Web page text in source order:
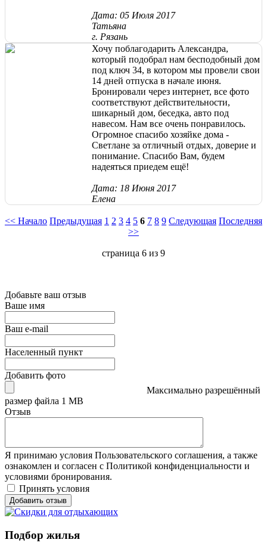
Дата: 05 Июля 2017
Татьяна
г. Рязань
Хочу поблагодарить Александра,
который подобрал нам бесподобный дом
под ключ 34, в котором мы провели свои
14 дней отпуска в начале июня.
Бронировали через интернет, все фото
соответствуют действительности,
шикарный дом, беседка, авто под
навесом. Нам все очень понравилось.
Огромное спасибо хозяйке дома -
Светлане за отличный отдых, доверие и
понимание. Спасибо Вам, будем
надеяться приедем ещё!
Дата: 18 Июня 2017
Елена
<< Начало Предыдущая 1 2 3 4 5 6 7 8 9 Следующая Последняя
>>
страница 6 из 9
Добавьте ваш отзыв
Ваше имя
Ваш e-mail
Населенный пункт
Добавить фото
Максимально разрешённый
размер файла 1 MB
Отзыв
Я принимаю условия Пользовательского соглашения, а также
ознакомлен и согласен с Политикой конфиденциальности и
условиями бронирования.
Принять условия
Подбор жилья